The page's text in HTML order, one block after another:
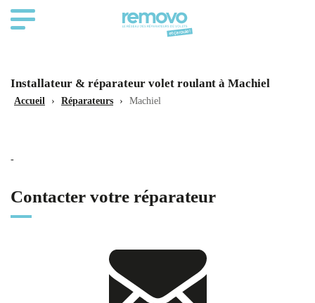
Installateur & réparateur volet roulant à Machiel
Accueil › Réparateurs › Machiel
-
Contacter votre réparateur